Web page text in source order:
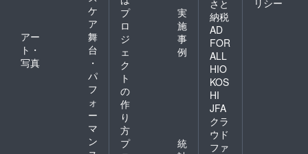
ます。
ケ
ア
アー
ト・
写真
舞
台
・
パ
フ
ォ
ー
マ
ン
プ
ロ
ジ
ェ
ク
ト
の
作
り
方
実
施
事
例
プ
統
さと
納税
AD
FOR
ALL
HIO
KOS
HI
JFA
クラ
ウド
ファ